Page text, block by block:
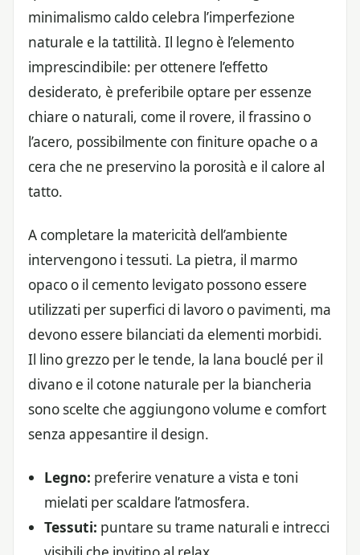
minimalismo caldo celebra l’imperfezione
naturale e la tattilità. Il legno è l’elemento
imprescindibile: per ottenere l’effetto
desiderato, è preferibile optare per essenze
chiare o naturali, come il rovere, il frassino o
l’acero, possibilmente con finiture opache o a
cera che ne preservino la porosità e il calore al
tatto.
A completare la matericità dell’ambiente
intervengono i tessuti. La pietra, il marmo
opaco o il cemento levigato possono essere
utilizzati per superfici di lavoro o pavimenti, ma
devono essere bilanciati da elementi morbidi.
Il lino grezzo per le tende, la lana bouclé per il
divano e il cotone naturale per la biancheria
sono scelte che aggiungono volume e comfort
senza appesantire il design.
Legno: preferire venature a vista e toni
mielati per scaldare l’atmosfera.
Tessuti: puntare su trame naturali e intrecci